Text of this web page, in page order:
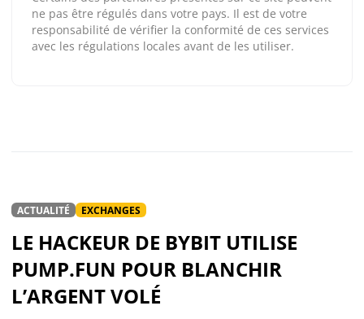
ne pas être régulés dans votre pays. Il est de votre
responsabilité de vérifier la conformité de ces services
avec les régulations locales avant de les utiliser.
ACTUALITÉ EXCHANGES
LE HACKEUR DE BYBIT UTILISE
PUMP.FUN POUR BLANCHIR
L’ARGENT VOLÉ